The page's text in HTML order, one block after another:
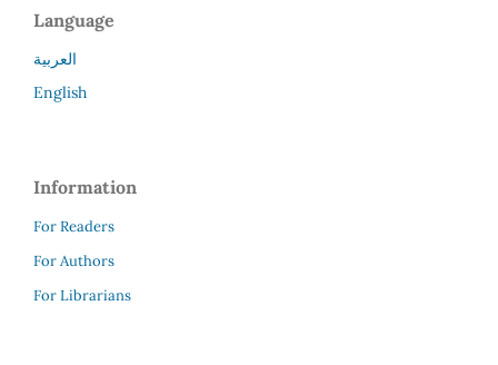
Language
العربية
English
Information
For Readers
For Authors
For Librarians